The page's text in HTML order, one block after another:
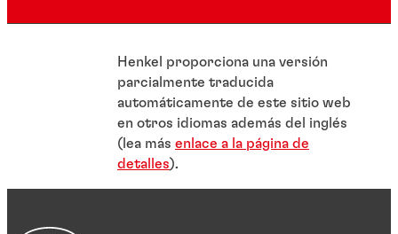
Henkel proporciona una versión
parcialmente traducida
automáticamente de este sitio web
en otros idiomas además del inglés
(lea más enlace a la página de
detalles).